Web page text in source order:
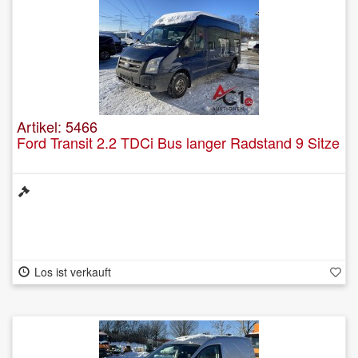
Artikel: 5466
Ford Transit 2.2 TDCi Bus langer Radstand 9 Sitze
Los ist verkauft